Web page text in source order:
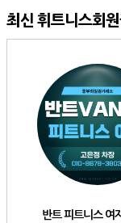
최신 휘트니스회원
반트 피트니스 여